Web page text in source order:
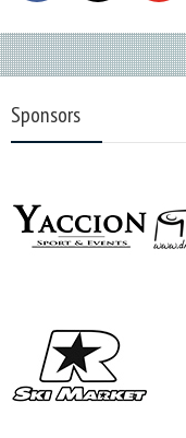
Sponsors